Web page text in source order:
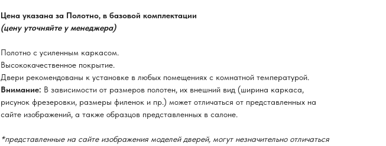
Цена указана за Полотно, в базовой комплектации
(цену уточняйте у менеджера)
Полотно с усиленным каркасом.
Высококачественное покрытие.
Двери рекомендованы к установке в любых помещениях с комнатной температурой.
Внимание: В зависимости от размеров полотен, их внешний вид (ширина каркаса,
рисунок фрезеровки, размеры филенок и пр.) может отличаться от представленных на
сайте изображений, а также образцов представленных в салоне.
*представленные на сайте изображения моделей дверей, могут незначительно отличаться